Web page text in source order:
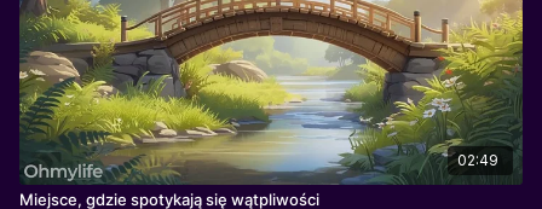
02:49
Miejsce, gdzie spotykają się wątpliwości